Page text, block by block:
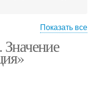
Показать все
Значение